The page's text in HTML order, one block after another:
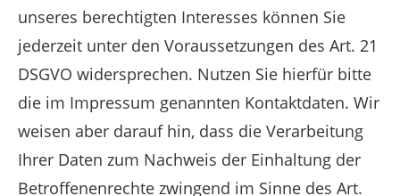
unseres berechtigten Interesses können Sie
jederzeit unter den Voraussetzungen des Art. 21
DSGVO widersprechen. Nutzen Sie hierfür bitte
die im Impressum genannten Kontaktdaten. Wir
weisen aber darauf hin, dass die Verarbeitung
Ihrer Daten zum Nachweis der Einhaltung der
Betroffenenrechte zwingend im Sinne des Art.